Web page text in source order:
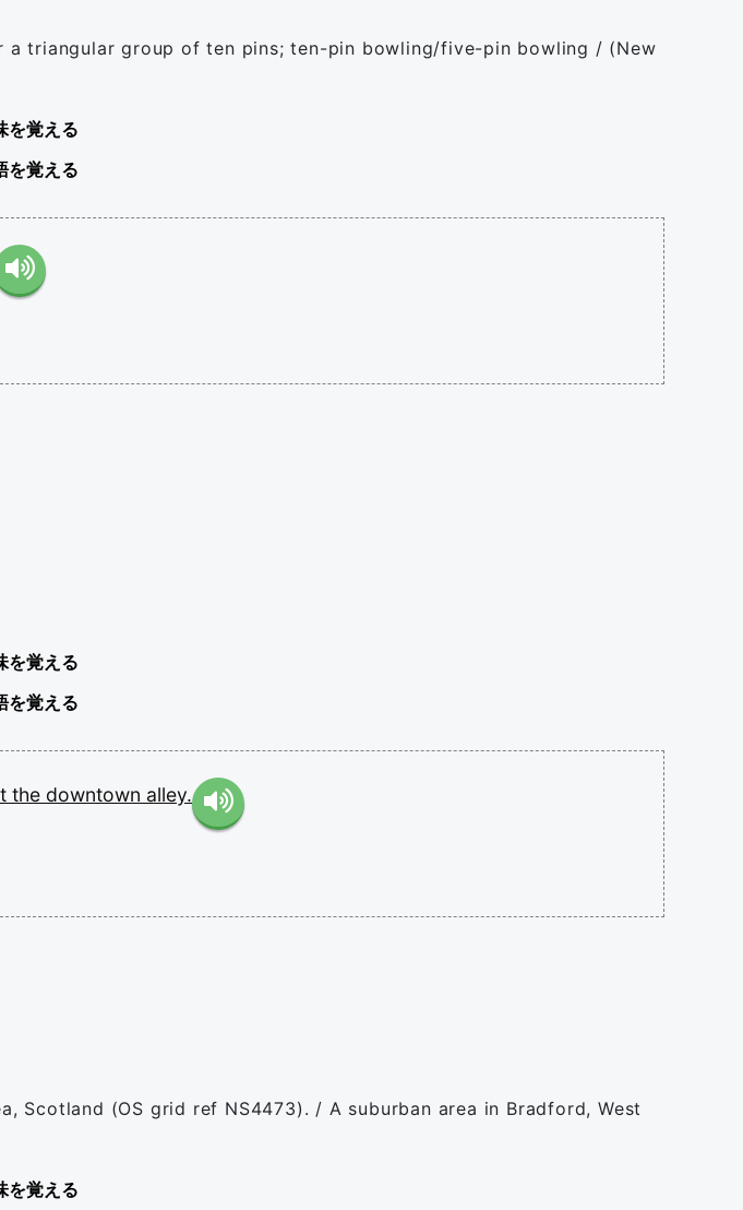
triangular group of ten pins; ten-pin bowling/five-pin bowling / (New
を覚える
を覚える
を覚える
を覚える
the downtown alley.
Scotland (OS grid ref NS4473). / A suburban area in Bradford, West
を覚える